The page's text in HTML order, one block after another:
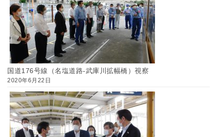
国道176号線（名塩道路-武庫川拡幅橋）視察
2020年6月22日